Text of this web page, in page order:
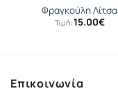
Φραγκούλη Λίτσα
Τιμή: 15.00€
Επικοινωνία